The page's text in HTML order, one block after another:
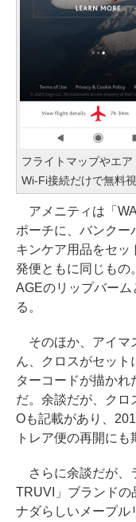
フライトマップやエ
Wi-Fi接続だけで無料
アメニティは「
ポーチに、バンクー
キンケア用品をセッ
発便ともに同じもの
AGEのリップバー
る。
そのほか、アイマ
ん、クロスがセット
ターコードが描かれ
だ。余談だが、ク
Oも記載があり、
トレア便の再開にも
さらに余談だが、
TRUVI」ブランドの
ナダらしいメープル